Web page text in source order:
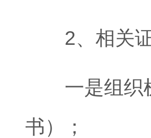
2、相关证
一是组织机
书）；